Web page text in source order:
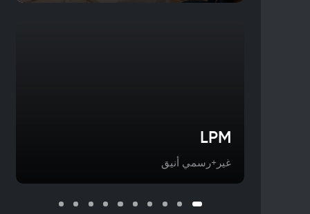
LPM
غير+رسمي أنيق